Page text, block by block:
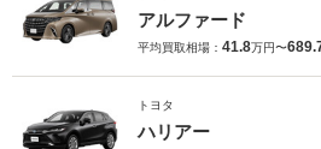
アルファード
平均買取相場： 41.8万円〜
トヨタ
ハリアー